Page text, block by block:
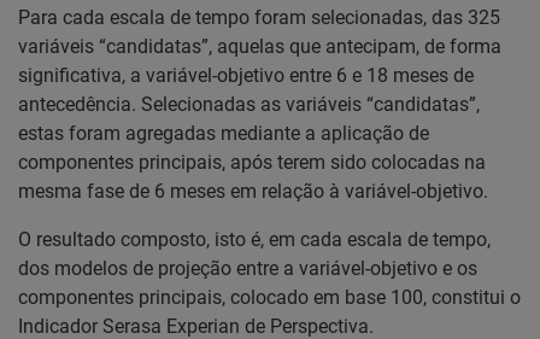
Para cada escala de tempo foram selecionadas, das 325
variáveis “candidatas”, aquelas que antecipam, de forma
significativa, a variável-objetivo entre 6 e 18 meses de
antecedência. Selecionadas as variáveis “candidatas”,
estas foram agregadas mediante a aplicação de
componentes principais, após terem sido colocadas na
mesma fase de 6 meses em relação à variável-objetivo.
O resultado composto, isto é, em cada escala de tempo,
dos modelos de projeção entre a variável-objetivo e os
componentes principais, colocado em base 100, constitui o
Indicador Serasa Experian de Perspectiva.